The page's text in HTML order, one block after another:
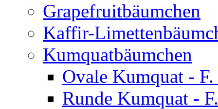
Grapefruitbäumchen
Kaffir-
Kumquatbäumchen
Ovale Kumquat -
Runde Kumquat -